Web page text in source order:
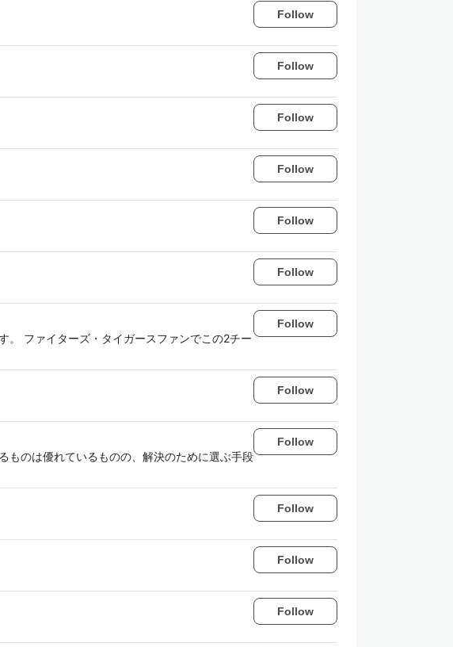
Follow
Follow
Follow
Follow
Follow
Follow
。 ファイターズ・タイガースファンでこの2チー
Follow
Follow
ものは優れているものの、解決のために選ぶ手段
Follow
Follow
Follow
Follow